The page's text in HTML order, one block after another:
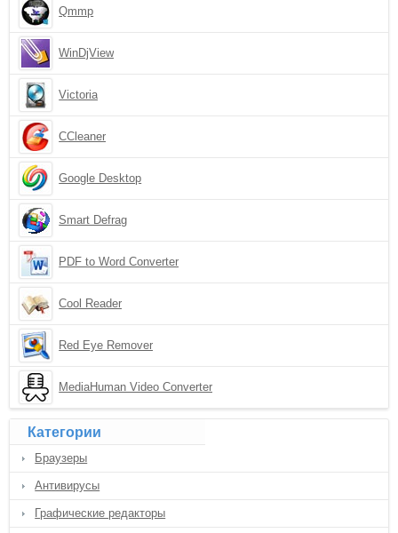
Qmmp
WinDjView
Victoria
CCleaner
Google Desktop
Smart Defrag
PDF to Word Converter
Cool Reader
Red Eye Remover
MediaHuman Video Converter
Категории
Браузеры
Антивирусы
Графические редакторы